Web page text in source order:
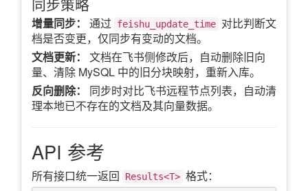
增量同步： 通过 feishu_update_time 对比判断文
档是否变更，仅同步有变动的文档。
文档更新：
文档在飞书侧修改后，自动删除旧向
量、清除 MySQL 中的旧分块映射，重新入库。
反向删除：
同步时对比飞书远程节点列表，自动清
理本地已不存在的文档及其向量数据。
API 参考
所有接口统一返回 Results<T> 格式：